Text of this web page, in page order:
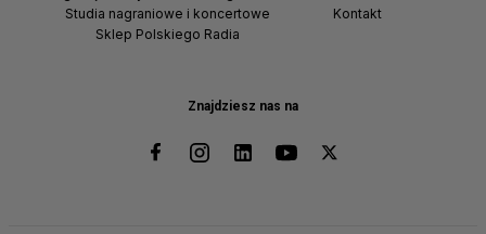
Znajdziesz nas na
Studia nagraniowe i koncertowe
Sklep Polskiego Radia
Kontakt